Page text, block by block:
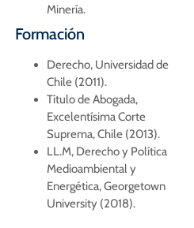
Minería.
Formación
Derecho, Universidad de
Chile (2011).
Título de Abogada,
Excelentísima Corte
Suprema, Chile (2013).
LL.M, Derecho y Política
Medioambiental y
Energética, Georgetown
University (2018).